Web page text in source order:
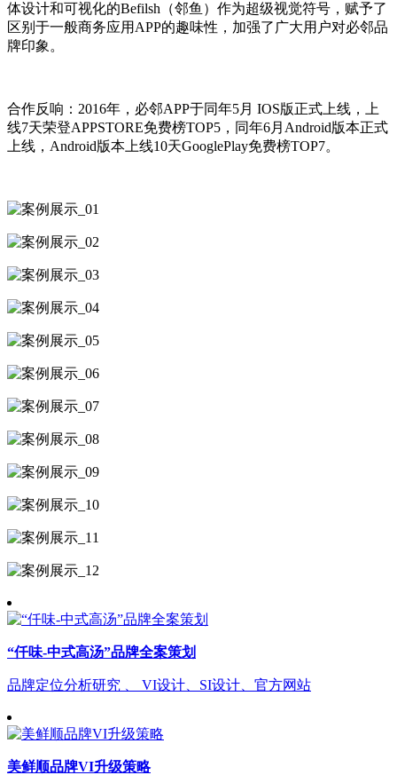
体设计和可视化的Befilsh（邻鱼）作为超级视觉符号，赋予了
区别于一般商务应用APP的趣味性，加强了广大用户对必邻品
牌印象。
合作反响：2016年，必邻APP于同年5月 IOS版正式上线，上
线7天荣登APPSTORE免费榜TOP5，同年6月Android版本正式
上线，Android版本上线10天GooglePlay免费榜TOP7。
“仟味-中式高汤”品牌全案策划
品牌定位分析研究 、 VI设计、SI设计、官方网站
美鲜顺品牌VI升级策略